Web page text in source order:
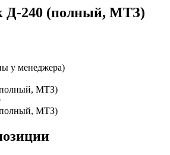
Д-240 (полный, МТЗ)
у менеджера)
МТЗ)
МТЗ)